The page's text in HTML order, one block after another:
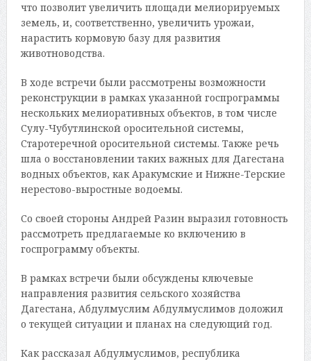
что позволит увеличить площади мелиорируемых
земель, и, соответственно, увеличить урожаи,
нарастить кормовую базу для развития
животноводства.
В ходе встречи были рассмотрены возможности
реконструкции в рамках указанной госпрограммы
нескольких мелиоративных объектов, в том числе
Сулу-Чубутлинской оросительной системы,
Старотеречной оросительной системы. Также речь
шла о восстановлении таких важных для Дагестана
водных объектов, как Аракумские и Нижне-Терские
нерестово-выростные водоемы.
Со своей стороны Андрей Разин выразил готовность
рассмотреть предлагаемые ко включению в
госпрограмму объекты.
В рамках встречи были обсуждены ключевые
направления развития сельского хозяйства
Дагестана, Абдулмуслим Абдулмуслимов доложил
о текущей ситуации и планах на следующий год.
Как рассказал Абдулмуслимов, республика